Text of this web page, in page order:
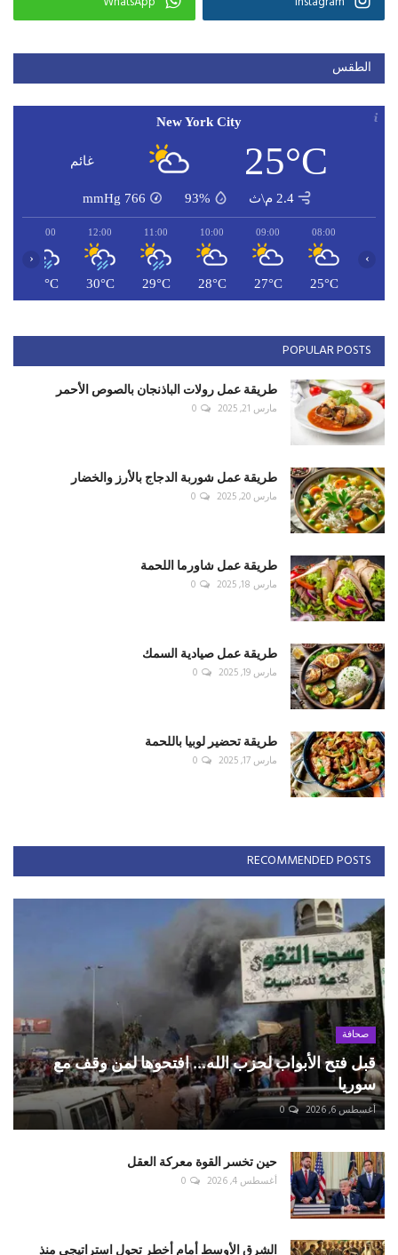
الطقس
New York City
25°C غائم
2.4 م\ث 93%
766
mmHg
08:00
25°C
09:00
27°C
10:00
28°C
11:00
29°C
12:00
30°C
13:00
31°C
‹ ›
POPULAR POSTS
طريقة عمل رولات الباذنجان بالصوص الأحمر
مارس 21, 2025 0
طريقة عمل شوربة الدجاج بالأرز والخضار
مارس 20, 2025 0
طريقة عمل شاورما اللحمة
مارس 18, 2025 0
طريقة عمل صيادية السمك
مارس 19, 2025 0
طريقة تحضير لوبيا باللحمة
مارس 17, 2025 0
RECOMMENDED POSTS
صحافة
قبل فتح الأبواب لحزب الله... افتحوها لمن وقف مع
سوريا
أغسطس 6, 2026 0
حين تخسر القوة معركة العقل
أغسطس 4, 2026 0
الشرق الأوسط أمام أخطر تحول استراتيجي منذ